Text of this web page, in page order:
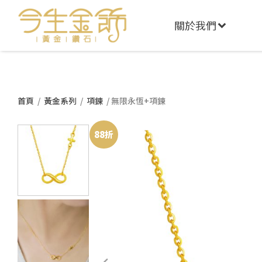
關於我們
首頁 / 黃金系列 / 項鍊 / 無限永恆+項鍊
88折